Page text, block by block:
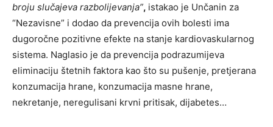
broju slučajeva razbolijevanja”, istakao je Unčanin za
“Nezavisne” i dodao da prevencija ovih bolesti ima
dugoročne pozitivne efekte na stanje kardiovaskularnog
sistema. Naglasio je da prevencija podrazumijeva
eliminaciju štetnih faktora kao što su pušenje, pretjerana
konzumacija hrane, konzumacija masne hrane,
nekretanje, neregulisani krvni pritisak, dijabetes…